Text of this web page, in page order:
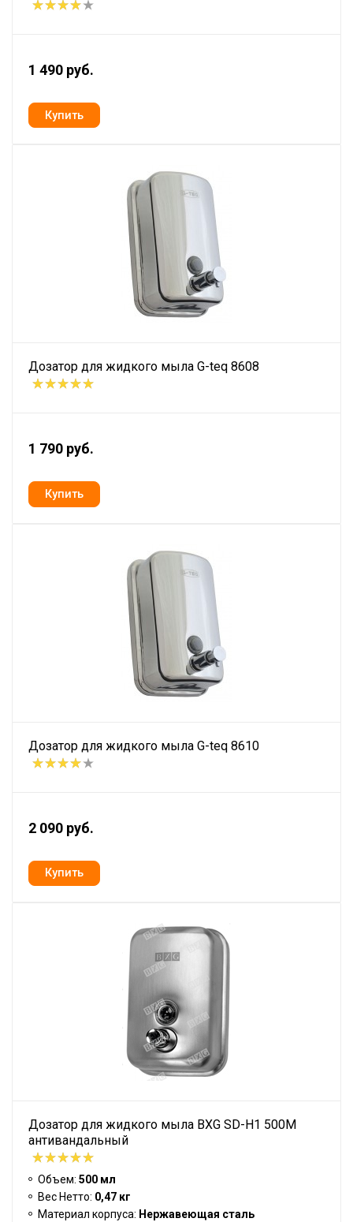
1 490 руб.
Дозатор для жидкого мыла G-teq 8608
1 790 руб.
Дозатор для жидкого мыла G-teq 8610
2 090 руб.
Дозатор для жидкого мыла BXG SD-H1 500M
антивандальный
Объем: 500 мл
Вес Нетто: 0,47 кг
Материал корпуса: Нержавеющая сталь